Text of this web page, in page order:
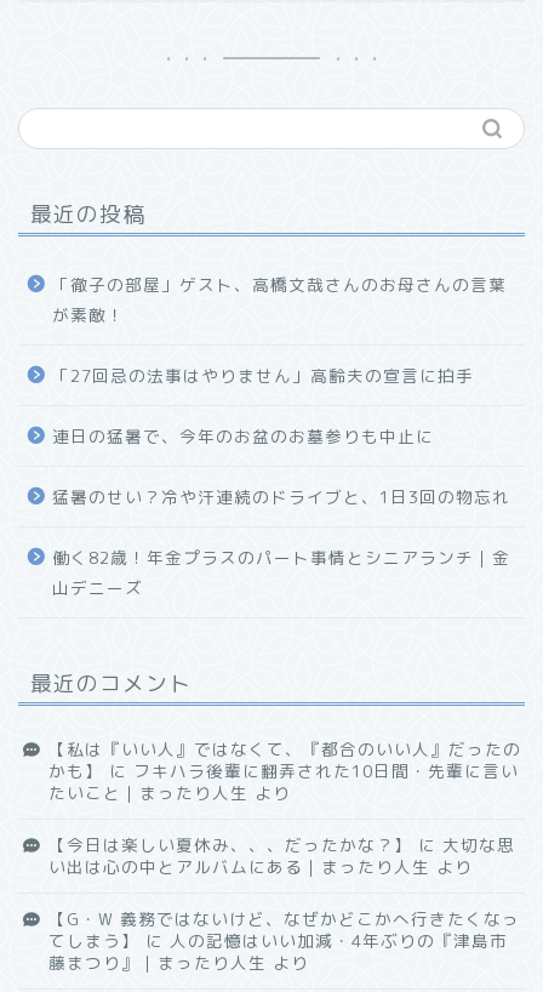
最近の投稿
「徹子の部屋」ゲスト、高橋文哉さんのお母さんの言葉
が素敵！
「27回忌の法事はやりません」高齢夫の宣言に拍手
連日の猛暑で、今年のお盆のお墓参りも中止に
猛暑のせい？冷や汗連続のドライブと、1日3回の物忘れ
働く82歳！年金プラスのパート事情とシニアランチ｜金
山デニーズ
最近のコメント
【私は『いい人』ではなくて、『都合のいい人』だったの
かも】
に フキハラ後輩に翻弄された10日間・先輩に言い
たいこと｜まったり人生 より
【今日は楽しい夏休み、、、だったかな？】 に 大切な思
い出は心の中とアルバムにある｜まったり人生 より
【G・W 義務ではないけど、なぜかどこかへ行きたくなっ
てしまう】
に 人の記憶はいい加減・4年ぶりの『津島市
藤まつり』｜まったり人生 より